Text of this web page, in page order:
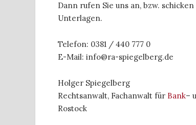
Dann rufen Sie uns an, bzw.
Unterlagen.
Telefon: 0381 / 440 777 0
E-Mail: info@ra-spiegelberg.de
Holger Spiegelberg
Rechtsanwalt, Fachanwalt für Bank–
Rostock